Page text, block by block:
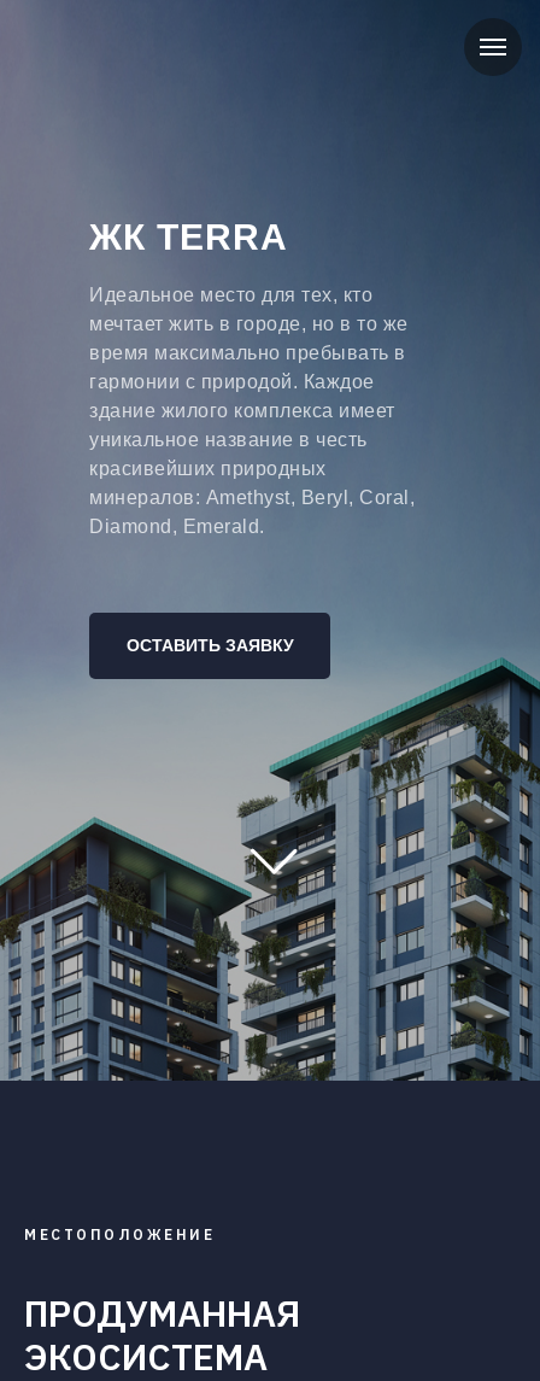
ЖК TERRA
Идеальное место для тех, кто
мечтает жить в городе, но в то же
время максимально пребывать в
гармонии с природой. Каждое
здание жилого комплекса имеет
уникальное название в честь
красивейших природных
минералов: Amethyst, Beryl, Coral,
Diamond, Emerald.
ОСТАВИТЬ ЗАЯВКУ
МЕСТОПОЛОЖЕНИЕ
ПРОДУМАННАЯ
ЭКОСИСТЕМА